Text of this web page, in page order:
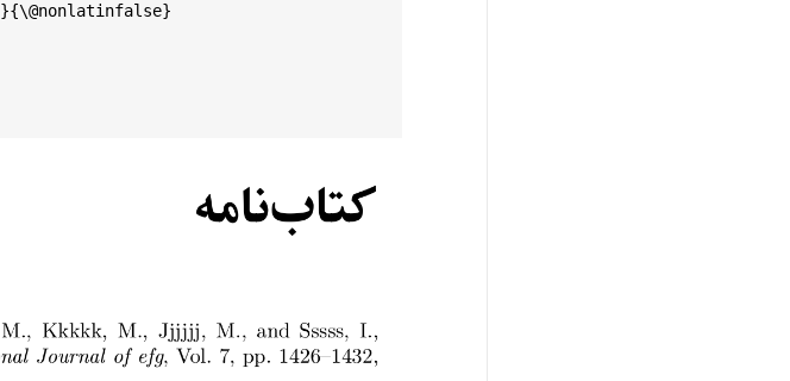
}{\@nonlatinfalse}